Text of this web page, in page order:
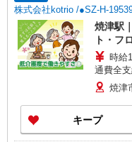
株式会社kotrio /●SZ-H-
焼津駅
ト・フ
時給
通費全
焼津
キープ